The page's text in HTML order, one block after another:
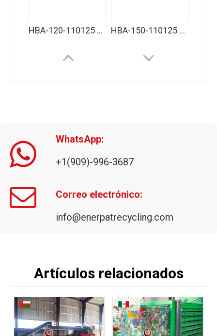
HBA-120-110125 Máquina empacadora horizontal para empacar residuos de plástico, papel, cartón y textiles HBA-150-110125 Fabricante de empacadora de cartón horizontal
WhatsApp:
+1(909)-996-3687
Correo electrónico:
info@enerpatrecycling.com
Artículos relacionados